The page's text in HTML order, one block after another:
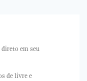
em seu
de livre e